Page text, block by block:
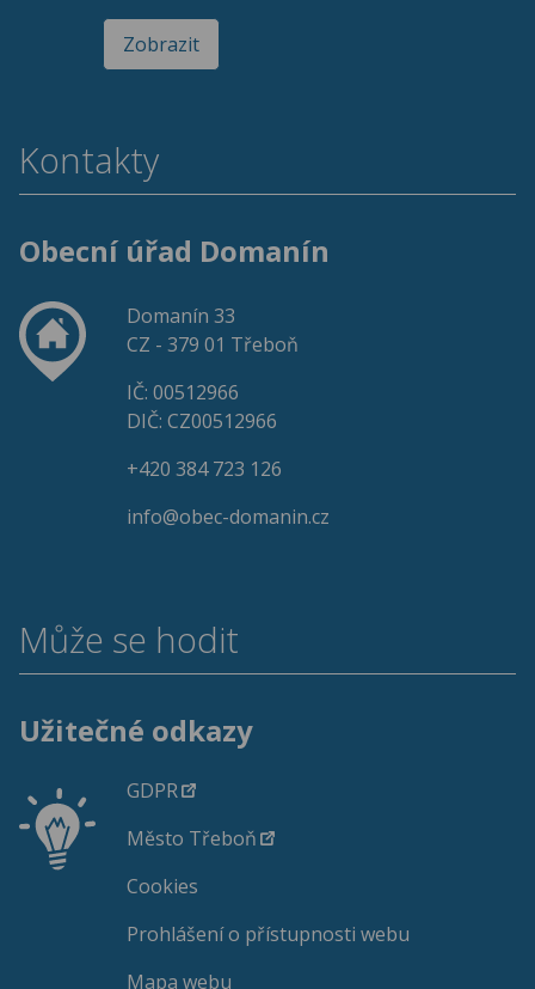
Zobrazit
Kontakty
Obecní úřad Domanín
Domanín 33
CZ - 379 01 Třeboň
IČ: 00512966
DIČ: CZ00512966
+420 384 723 126
info@obec-domanin.cz
Může se hodit
Užitečné odkazy
GDPR
Město Třeboň
Cookies
Prohlášení o přístupnosti webu
Mapa webu